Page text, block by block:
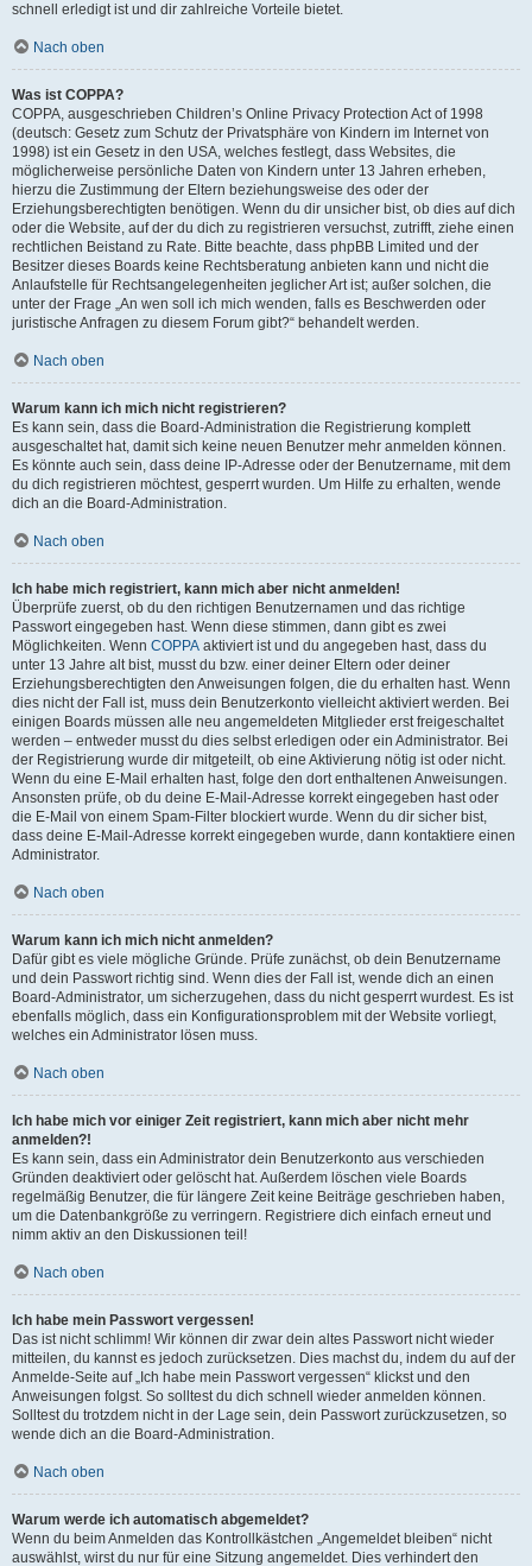
schnell erledigt ist und dir zahlreiche Vorteile bietet.
Nach oben
Was ist COPPA?
COPPA, ausgeschrieben Children’s Online Privacy Protection Act of 1998
(deutsch: Gesetz zum Schutz der Privatsphäre von Kindern im Internet von
1998) ist ein Gesetz in den USA, welches festlegt, dass Websites, die
möglicherweise persönliche Daten von Kindern unter 13 Jahren erheben,
hierzu die Zustimmung der Eltern beziehungsweise des oder der
Erziehungsberechtigten benötigen. Wenn du dir unsicher bist, ob dies auf dich
oder die Website, auf der du dich zu registrieren versuchst, zutrifft, ziehe einen
rechtlichen Beistand zu Rate. Bitte beachte, dass phpBB Limited und der
Besitzer dieses Boards keine Rechtsberatung anbieten kann und nicht die
Anlaufstelle für Rechtsangelegenheiten jeglicher Art ist; außer solchen, die
unter der Frage „An wen soll ich mich wenden, falls es Beschwerden oder
juristische Anfragen zu diesem Forum gibt?“ behandelt werden.
Nach oben
Warum kann ich mich nicht registrieren?
Es kann sein, dass die Board-Administration die Registrierung komplett
ausgeschaltet hat, damit sich keine neuen Benutzer mehr anmelden können.
Es könnte auch sein, dass deine IP-Adresse oder der Benutzername, mit dem
du dich registrieren möchtest, gesperrt wurden. Um Hilfe zu erhalten, wende
dich an die Board-Administration.
Nach oben
Ich habe mich registriert, kann mich aber nicht anmelden!
Überprüfe zuerst, ob du den richtigen Benutzernamen und das richtige
Passwort eingegeben hast. Wenn diese stimmen, dann gibt es zwei
Möglichkeiten. Wenn COPPA aktiviert ist und du angegeben hast, dass du
unter 13 Jahre alt bist, musst du bzw. einer deiner Eltern oder deiner
Erziehungsberechtigten den Anweisungen folgen, die du erhalten hast. Wenn
dies nicht der Fall ist, muss dein Benutzerkonto vielleicht aktiviert werden. Bei
einigen Boards müssen alle neu angemeldeten Mitglieder erst freigeschaltet
werden – entweder musst du dies selbst erledigen oder ein Administrator. Bei
der Registrierung wurde dir mitgeteilt, ob eine Aktivierung nötig ist oder nicht.
Wenn du eine E-Mail erhalten hast, folge den dort enthaltenen Anweisungen.
Ansonsten prüfe, ob du deine E-Mail-Adresse korrekt eingegeben hast oder
die E-Mail von einem Spam-Filter blockiert wurde. Wenn du dir sicher bist,
dass deine E-Mail-Adresse korrekt eingegeben wurde, dann kontaktiere einen
Administrator.
Nach oben
Warum kann ich mich nicht anmelden?
Dafür gibt es viele mögliche Gründe. Prüfe zunächst, ob dein Benutzername
und dein Passwort richtig sind. Wenn dies der Fall ist, wende dich an einen
Board-Administrator, um sicherzugehen, dass du nicht gesperrt wurdest. Es ist
ebenfalls möglich, dass ein Konfigurationsproblem mit der Website vorliegt,
welches ein Administrator lösen muss.
Nach oben
Ich habe mich vor einiger Zeit registriert, kann mich aber nicht mehr
anmelden?!
Es kann sein, dass ein Administrator dein Benutzerkonto aus verschieden
Gründen deaktiviert oder gelöscht hat. Außerdem löschen viele Boards
regelmäßig Benutzer, die für längere Zeit keine Beiträge geschrieben haben,
um die Datenbankgröße zu verringern. Registriere dich einfach erneut und
nimm aktiv an den Diskussionen teil!
Nach oben
Ich habe mein Passwort vergessen!
Das ist nicht schlimm! Wir können dir zwar dein altes Passwort nicht wieder
mitteilen, du kannst es jedoch zurücksetzen. Dies machst du, indem du auf der
Anmelde-Seite auf „Ich habe mein Passwort vergessen“ klickst und den
Anweisungen folgst. So solltest du dich schnell wieder anmelden können.
Solltest du trotzdem nicht in der Lage sein, dein Passwort zurückzusetzen, so
wende dich an die Board-Administration.
Nach oben
Warum werde ich automatisch abgemeldet?
Wenn du beim Anmelden das Kontrollkästchen „Angemeldet bleiben“ nicht
auswählst, wirst du nur für eine Sitzung angemeldet. Dies verhindert den